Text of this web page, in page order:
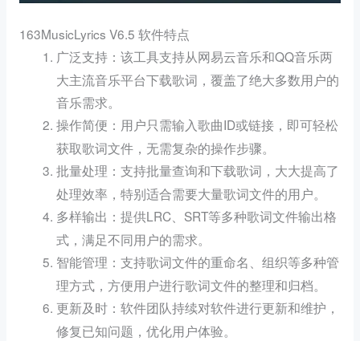
163MusicLyrics V6.5 软件特点
广泛支持 ：该工具支持从网易云音乐和QQ音乐两
大主流音乐平台下载歌词，覆盖了绝大多数用户的
音乐需求。
操作简便 ：用户只需输入歌曲ID或链接，即可轻松
获取歌词文件，无需复杂的操作步骤。
批量处理 ：支持批量查询和下载歌词，大大提高了
处理效率，特别适合需要大量歌词文件的用户。
多样输出 ：提供LRC、SRT等多种歌词文件输出格
式，满足不同用户的需求。
智能管理 ：支持歌词文件的重命名、组织等多种管
理方式，方便用户进行歌词文件的整理和归档。
更新及时 ：软件团队持续对软件进行更新和维护，
修复已知问题，优化用户体验。